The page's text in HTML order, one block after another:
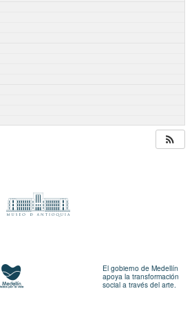
El gobierno de Medellín
apoya la transformación
social a través del arte.